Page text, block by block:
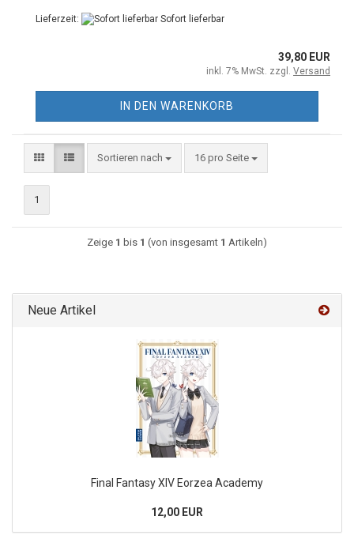
Lieferzeit: Sofort lieferbar
39,80 EUR
inkl. 7% MwSt. zzgl. Versand
IN DEN WARENKORB
Sortieren nach 16 pro Seite
1
Zeige 1 bis 1 (von insgesamt 1 Artikeln)
Neue Artikel
Final Fantasy XIV Eorzea Academy
12,00 EUR